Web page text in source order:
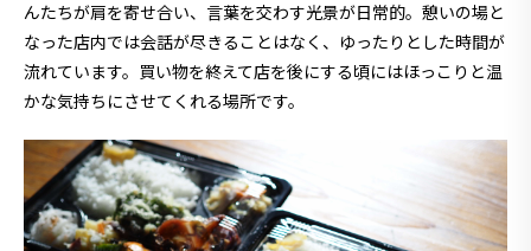
んたちが肩を寄せ合い、言葉を交わす光景が日常的。憩いの場と
なった店内では会話が尽きることはなく、ゆったりとした時間が
流れています。買い物を終えて店を後にする頃にはほっこりと温
かな気持ちにさせてくれる場所です。